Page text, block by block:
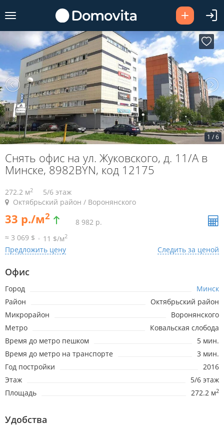
1 /6
Снять офис на ул. Жуковского, д. 11/А в
Минске, 8982BYN, код 12175
272.2 м2
5/6 этаж
Октябрьский район / Воронянского
33 р./м2
8.07.2026
17.04.2026
10.06.2025
26.04.2025 23р.
26.02.2025
21.02.2025
21.01.2025
8 982 р.
≈ 3 069 $
11 $/м2
Предложить цену Следить за ценой
Офис
Город
Минск
Район
Октябрьский район
Микрорайон
Воронянского
Метро
Ковальская слобода
Время до метро пешком
5 мин.
Время до метро на транспорте
3 мин.
Год постройки
2016
Этаж
5/6 этаж
Площадь
272.2 м2
Удобства